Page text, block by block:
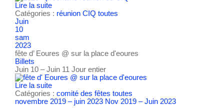
Lire la suite
Catégories : réunion CIQ toutes
Juin
10
sam
2023
fête d’ Eoures @ sur la place d'eoures
Billets
Juin 10 – Juin 11 Jour entier
Lire la suite
Catégories : comité des fêtes toutes
novembre 2019 – juin 2023 Nov 2019 – Juin 2023